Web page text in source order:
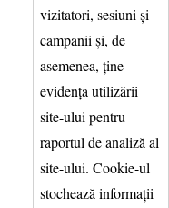
vizitatori, sesiuni și
campanii și, de
asemenea, ține
evidența utilizării
site-ului pentru
raportul de analiză al
site-ului. Cookie-ul
stochează informații